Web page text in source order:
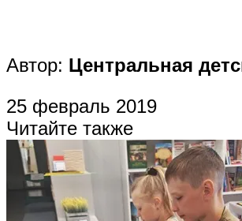
Автор: Центральная
25 февраль 2019
Читайте также